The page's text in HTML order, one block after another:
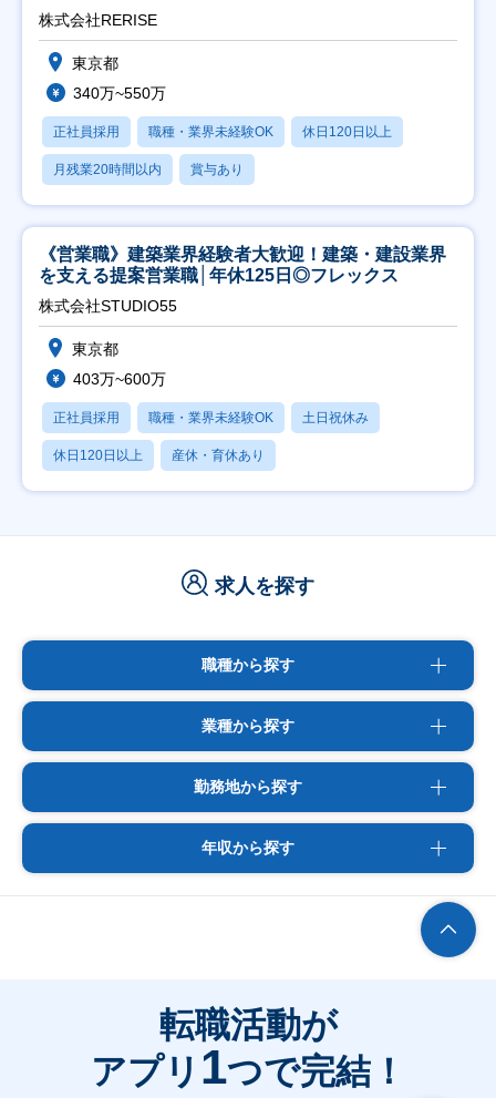
株式会社RERISE
東京都
340万~550万
正社員採用 職種・業界未経験OK 休日120日以上
月残業20時間以内 賞与あり
《営業職》建築業界経験者大歓迎！建築・建設業界
を支える提案営業職│年休125日◎フレックス
株式会社STUDIO55
東京都
403万~600万
正社員採用 職種・業界未経験OK 土日祝休み
休日120日以上 産休・育休あり
求人を探す
職種から探す
業種から探す
勤務地から探す
年収から探す
転職活動が
アプリ 1つで完結！